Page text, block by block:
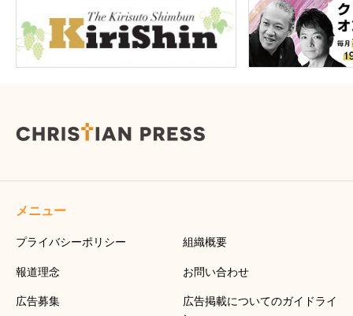
メニュー
プライバシーポリシー 組織概要
報道理念 お問い合わせ
広告募集
広告掲載についてのガイドライ